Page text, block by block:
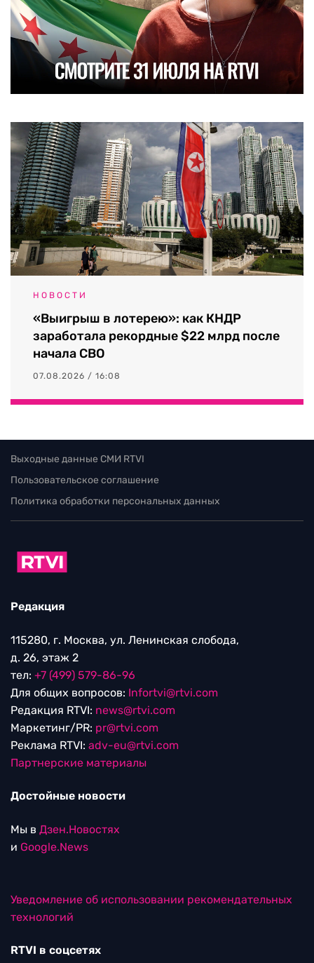
НОВОСТИ
«Выигрыш в лотерею»: как КНДР
заработала рекордные $22 млрд после
начала СВО
07.08.2026 / 16:08
Выходные данные СМИ RTVI
Пользовательское соглашение
Политика обработки персональных данных
Редакция
115280, г. Москва, ул. Ленинская слобода,
д. 26, этаж 2
тел: +7 (499) 579-86-96
Для общих вопросов: Infortvi@rtvi.com
Редакция RTVI: news@rtvi.com
Маркетинг/PR: pr@rtvi.com
Реклама RTVI: adv-eu@rtvi.com
Партнерские материалы
Достойные новости
Мы в Дзен.Новостях
и Google.News
Уведомление об использовании рекомендательных
технологий
RTVI в соцсетях